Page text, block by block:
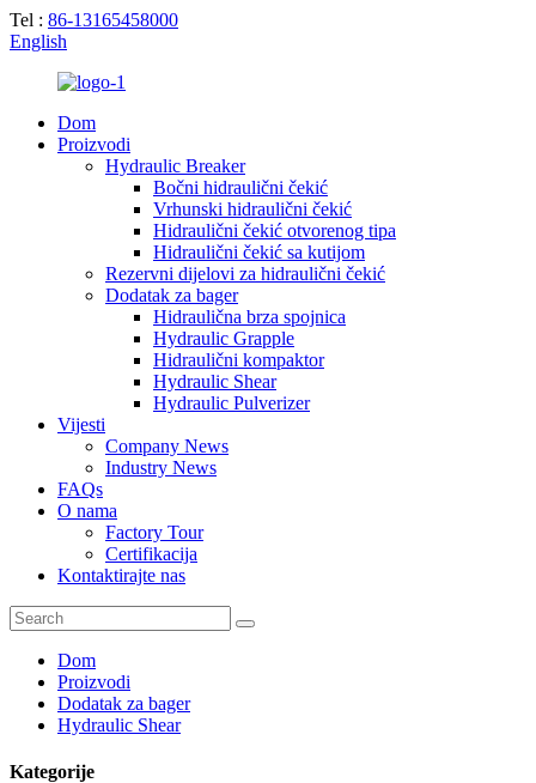
Tel : 86-13165458000
English
Dom
Proizvodi
Hydraulic Breaker
Bočni hidraulični čekić
Vrhunski hidraulični čekić
Hidraulični čekić otvorenog tipa
Hidraulični čekić sa kutijom
Rezervni dijelovi za hidraulični čekić
Dodatak za bager
Hidraulična brza spojnica
Hydraulic Grapple
Hidraulični kompaktor
Hydraulic Shear
Hydraulic Pulverizer
Vijesti
Company News
Industry News
FAQs
O nama
Factory Tour
Certifikacija
Kontaktirajte nas
Dom
Proizvodi
Dodatak za bager
Hydraulic Shear
Kategorije